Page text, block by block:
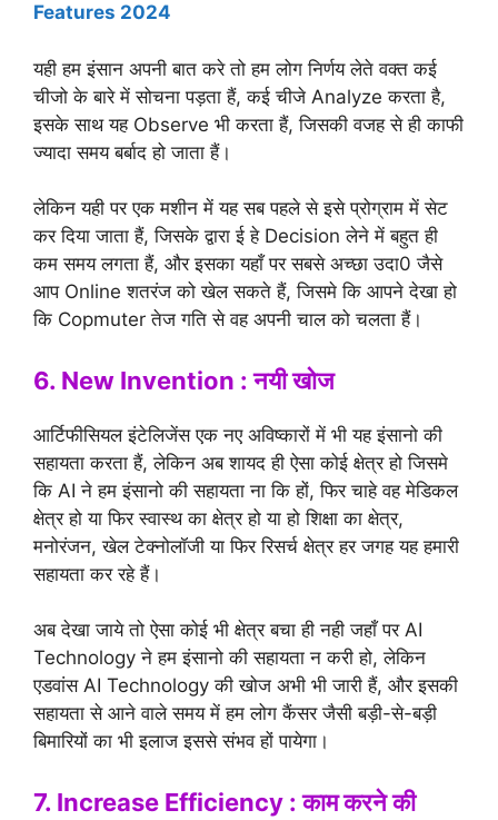
Features 2024
यही हम इंसान अपनी बात करे तो हम लोग निर्णय लेते वक्त कई
चीजो के बारे में सोचना पड़ता हैं, कई चीजे Analyze करता है,
इसके साथ यह Observe भी करता हैं, जिसकी वजह से ही काफी
ज्यादा समय बर्बाद हो जाता हैं।
लेकिन यही पर एक मशीन में यह सब पहले से इसे प्रोग्राम में सेट
कर दिया जाता हैं, जिसके द्वारा ई हे Decision लेने में बहुत ही
कम समय लगता हैं, और इसका यहाँ पर सबसे अच्छा उदा0 जैसे
आप Online शतरंज को खेल सकते हैं, जिसमे कि आपने देखा हो
कि Copmuter तेज गति से वह अपनी चाल को चलता हैं।
6. New Invention : नयी खोज
आर्टिफीसियल इंटेलिजेंस एक नए अविष्कारों में भी यह इंसानो की
सहायता करता हैं, लेकिन अब शायद ही ऐसा कोई क्षेत्र हो जिसमे
कि AI ने हम इंसानो की सहायता ना कि हों, फिर चाहे वह मेडिकल
क्षेत्र हो या फिर स्वास्थ का क्षेत्र हो या हो शिक्षा का क्षेत्र,
मनोरंजन, खेल टेक्नोलॉजी या फिर रिसर्च क्षेत्र हर जगह यह हमारी
सहायता कर रहे हैं।
अब देखा जाये तो ऐसा कोई भी क्षेत्र बचा ही नही जहाँ पर AI
Technology ने हम इंसानो की सहायता न करी हो, लेकिन
एडवांस AI Technology की खोज अभी भी जारी हैं, और इसकी
सहायता से आने वाले समय में हम लोग कैंसर जैसी बड़ी-से-बड़ी
बिमारियों का भी इलाज इससे संभव हों पायेगा।
7. Increase Efficiency : काम करने की